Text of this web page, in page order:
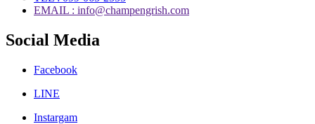
EMAIL : info@champengrish.com
Social Media
Facebook
LINE
Instargam